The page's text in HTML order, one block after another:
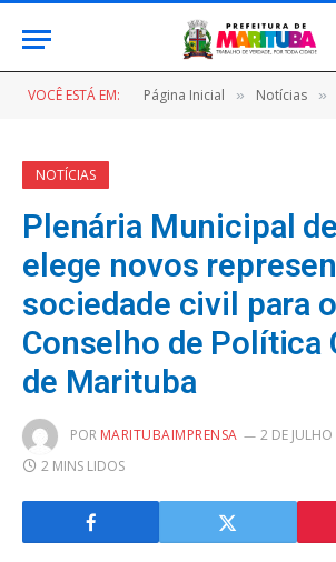
VOCÊ ESTÁ EM: Página Inicial » Notícias »
NOTÍCIAS
Plenária Municipal
elege novos
sociedade civil para o
Conselho de Política
de Marituba
POR MARITUBAIMPRENSA
2 DE
2 MINS LIDOS